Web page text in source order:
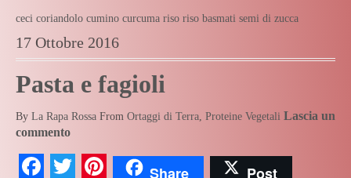
ceci coriandolo cumino curcuma riso riso basmati semi di zucca
17 Ottobre 2016
Pasta e fagioli
By La Rapa Rossa From Ortaggi di Terra, Proteine Vegetali Lascia un
commento
Facebook
TwitterPinterest
Share Post